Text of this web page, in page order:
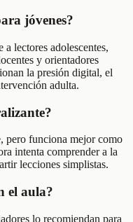
jóvenes?
lectores adolescentes,
y orientadores
la presión digital, el
adulta.
pero funciona mejor como
intenta comprender a la
lecciones simplistas.
el aula?
lo recomiendan para